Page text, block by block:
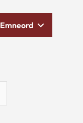
Emneord